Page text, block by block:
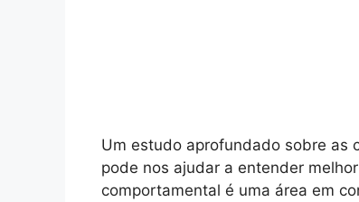
Um estudo aprofundado sobre as
pode nos ajudar a entender
comportamental é uma área em